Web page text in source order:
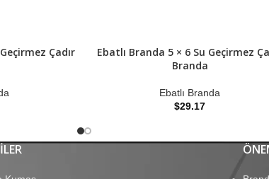
Çadır
Ebatlı Branda 5 × 6 Su Geçirmez
Branda
Ebatlı Branda
$29.17